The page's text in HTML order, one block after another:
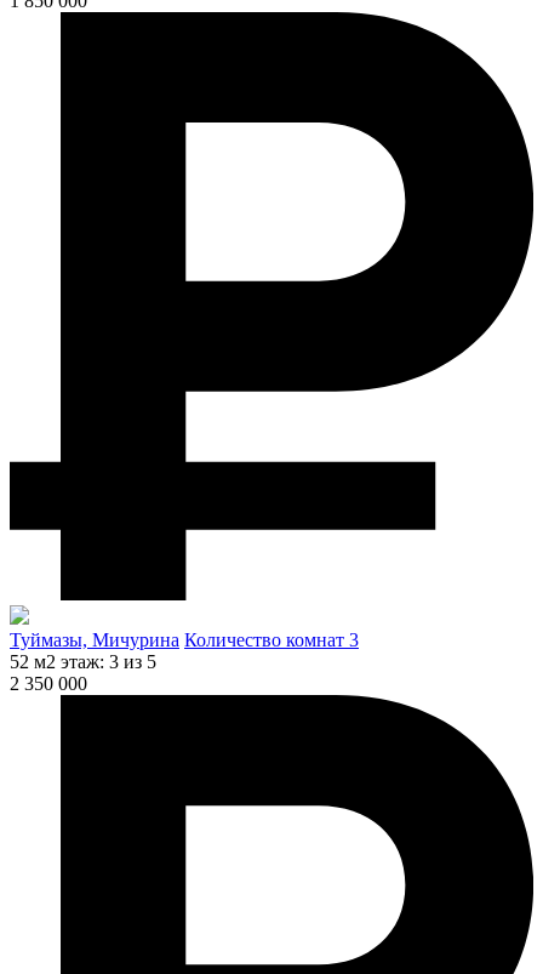
Туймазы, Мичурина Количество комнат 3
52 м2 этаж: 3 из 5
2 350 000